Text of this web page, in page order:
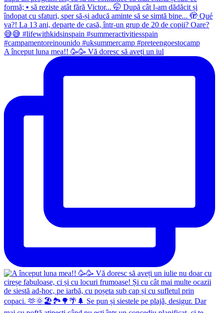
A început luna mea!! 🥳🥳 Vă doresc să aveți un iul